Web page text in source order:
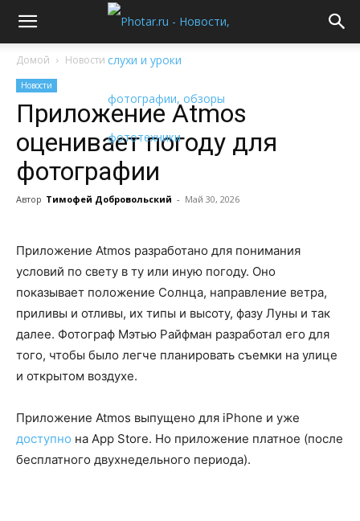
Домой Новости
Новости
Приложение Atmos
оценивает погоду для
фотографии
Автор Тимофей Добровольский - Май 30, 2026
Приложение Atmos разработано для понимания
условий по свету в ту или иную погоду. Оно
показывает положение Солнца, направление ветра,
приливы и отливы, их типы и высоту, фазу Луны и так
далее. Фотограф Мэтью Райфман разработал его для
того, чтобы было легче планировать съемки на улице
и открытом воздухе.
Приложение Atmos выпущено для iPhone и уже
доступно на App Store. Но приложение платное (после
бесплатного двухнедельного периода).